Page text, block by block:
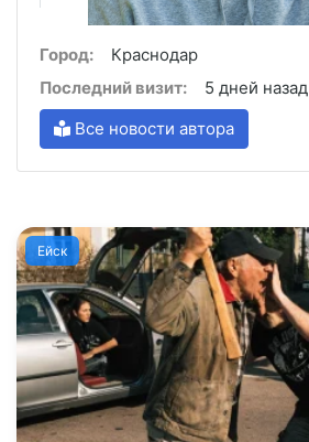
Город:
Краснодар
Последний визит:
5 дней назад
Все новости автора
Ейск